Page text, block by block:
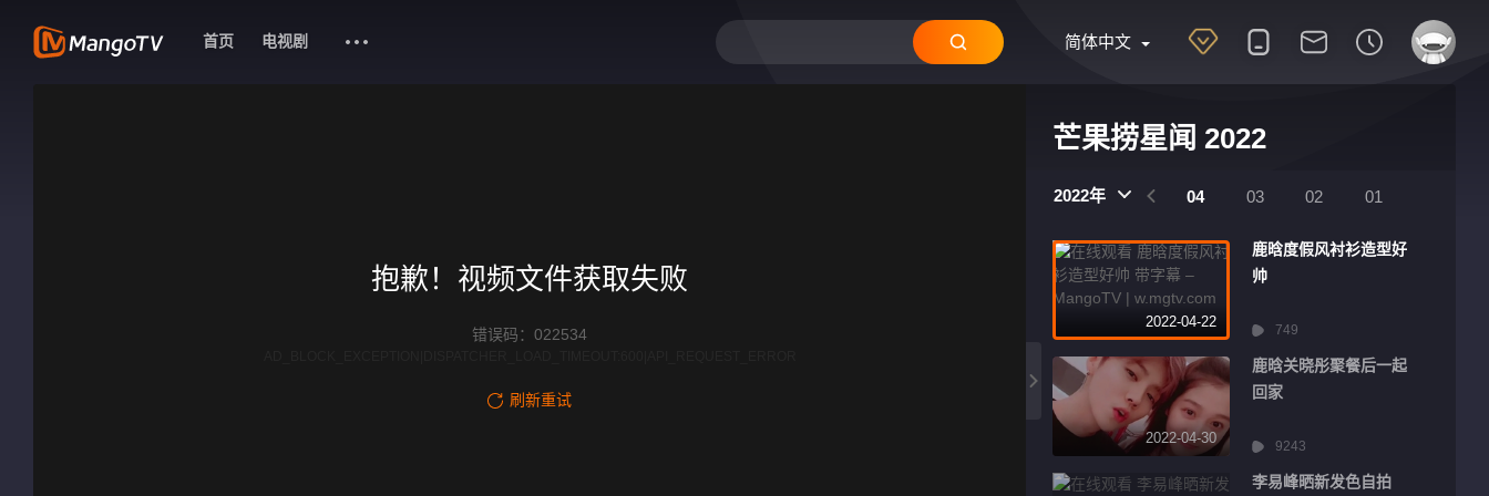
简体中文
首页 电视剧
芒果捞星闻 2022
2022年
06 05 04 03 02 01
2022-04-22
鹿晗度假风衬衫造型好
帅
749
2022-04-30
鹿晗关晓彤聚餐后一起
回家
9243
李易峰晒新发色自拍
抱歉！视频文件获取失败
错误码：022534
刷新重试